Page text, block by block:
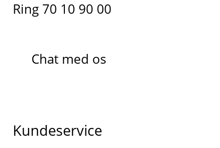
Ring 70 10 90 00
Chat med os
Kundeservice